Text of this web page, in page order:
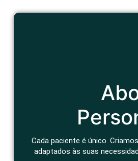
Cada paciente é único.
adaptados às suas
Consulta atenciosa e um
contexto de vida e bem-
Agendar